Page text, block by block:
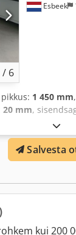
/ 6
Esbeek
1 450 mm
20 mm,
Salvesta
kui 200